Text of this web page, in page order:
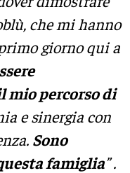
che mi hanno
giorno qui a
mio percorso di
e sinergia con
Sono
famiglia” .